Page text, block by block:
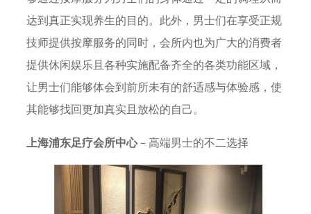
达到真正实现养生的目的。此外，男士们在享受正规
技师提供按摩服务的同时，会所内也为广大的消费者
提供休闲娱乐且各种实施配备齐全的各类功能区域，
让男士们能够体会到前所未有的舒适感与体验感，使
其能够找回更加真实且放松的自己。
上海浦东足疗会所中心－高端男士的不二选择